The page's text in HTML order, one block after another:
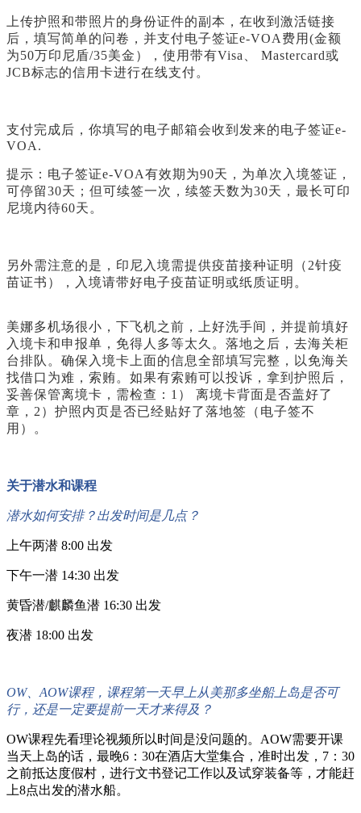
上传护照和带照片的身份证件的副本，在收到激活链接
后，填写简单的问卷，并支付电子签证e-VOA费用(金额
为50万印尼盾/35美金），使用带有Visa、 Mastercard或
JCB标志的信用卡进行在线支付。
支付完成后，你填写的电子邮箱会收到发来的电子签证e-
VOA.
提示：电子签证e-VOA有效期为90天，为单次入境签证，
可停留30天；但可续签一次，续签天数为30天，最长可印
尼境内待60天。
另外需注意的是，印尼入境需提供疫苗接种证明（2针疫
苗证书），入境请带好电子疫苗证明或纸质证明。
美娜多机场很小，下飞机之前，上好洗手间，并提前填好
入境卡和申报单，免得人多等太久。落地之后，去海关柜
台排队。确保入境卡上面的信息全部填写完整，以免海关
找借口为难，索贿。如果有索贿可以投诉，拿到护照后，
妥善保管离境卡，需检查：1） 离境卡背面是否盖好了
章，2）护照内页是否已经贴好了落地签（电子签不
用）。
关于潜水和课程
潜水如何安排？出发时间是几点？
上午两潜 8:00 出发
下午一潜 14:30 出发
黄昏潜/麒麟鱼潜 16:30 出发
夜潜 18:00 出发
OW、AOW课程，课程第一天早上从美那多坐船上岛是否可
行，还是一定要提前一天才来得及？
OW课程先看理论视频所以时间是没问题的。AOW需要开课
当天上岛的话，最晚6：30在酒店大堂集合，准时出发，7：30
之前抵达度假村，进行文书登记工作以及试穿装备等，才能赶
上8点出发的潜水船。